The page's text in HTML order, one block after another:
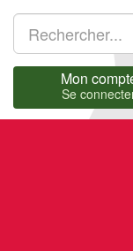
Mon
Se